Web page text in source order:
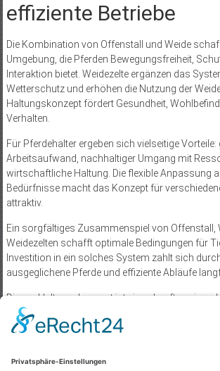
effiziente Betriebe
Die Kombination von Offenstall und Weide
Umgebung, die Pferden Bewegungsfreiheit,
Interaktion bietet. Weidezelte ergänzen das
Wetterschutz und erhöhen die Nutzung der
Haltungskonzept fördert Gesundheit,
Verhalten.
Für Pferdehalter ergeben sich vielseitige Vorteile:
Arbeitsaufwand, nachhaltiger Umgang mit
wirtschaftliche Haltung. Die flexible Anpassung
Bedürfnisse macht das Konzept für
attraktiv.
Ein sorgfältiges Zusammenspiel von Offenstall,
Weidezelten schafft optimale Bedingungen für
Investition in ein solches System zahlt sich
ausgeglichene Pferde und effiziente Abläufe
Dieses Haltungskonzept ist ein
artgerechten und nachhaltigen Pferdehaltung,
moderner Tierhaltung gerecht wird.
Essenzielle Tipps für eine